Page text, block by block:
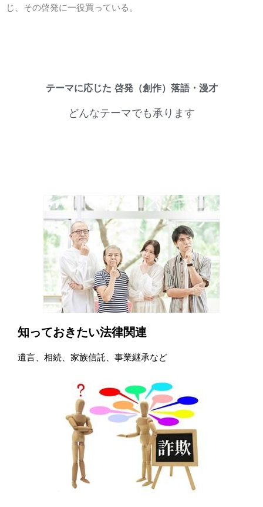
じ、その啓発に一役買っている。
テーマに応じた 啓発（創作）落語・漫才
どんなテーマでも承ります
知っておきたい法律関連
遺言、相続、家族信託、事業継承など